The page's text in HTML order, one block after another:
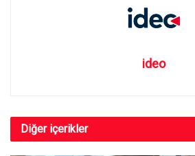
ideo
Diğer içerikler